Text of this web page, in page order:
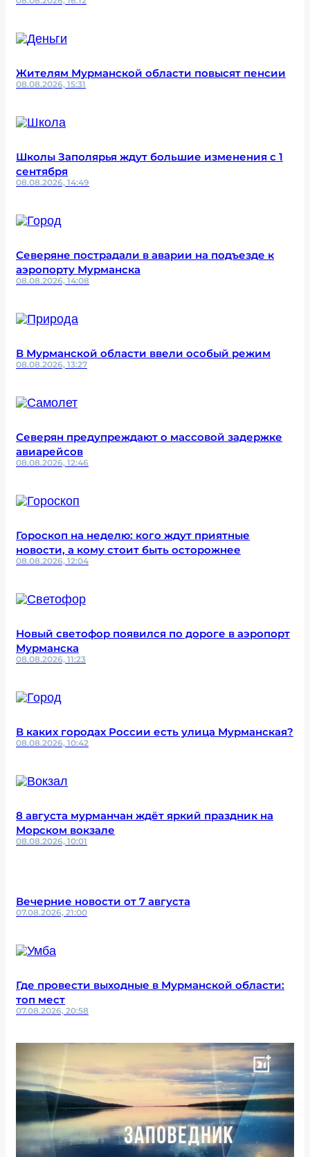
Жителям Мурманской области повысят пенсии
08.08.2026, 15:31
Школы Заполярья ждут большие изменения с 1
сентября
08.08.2026, 14:49
Северяне пострадали в аварии на подъезде к
аэропорту Мурманска
08.08.2026, 14:08
В Мурманской области ввели особый режим
08.08.2026, 13:27
Северян предупреждают о массовой задержке
авиарейсов
08.08.2026, 12:46
Гороскоп на неделю: кого ждут приятные
новости, а кому стоит быть осторожнее
08.08.2026, 12:04
Новый светофор появился по дороге в аэропорт
Мурманска
08.08.2026, 11:23
В каких городах России есть улица Мурманская?
08.08.2026, 10:42
8 августа мурманчан ждёт яркий праздник на
Морском вокзале
08.08.2026, 10:01
Вечерние новости от 7 августа
07.08.2026, 21:00
Где провести выходные в Мурманской области:
топ мест
07.08.2026, 20:58